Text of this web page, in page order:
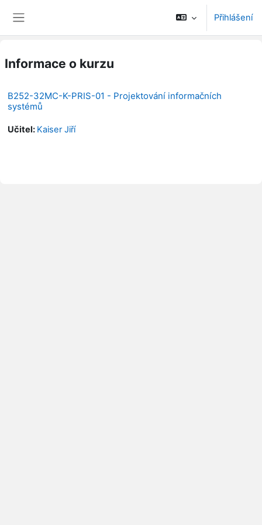
Přihlášení
Informace o kurzu
B252-32MC-K-PRIS-01 - Projektování informačních
systémů
Učitel: Kaiser Jiří